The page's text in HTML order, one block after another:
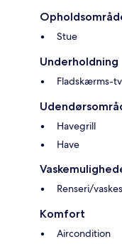
Stue
Underholdning
Fladskærms-
Havegrill
Have
Renseri/
Komfort
Aircondition